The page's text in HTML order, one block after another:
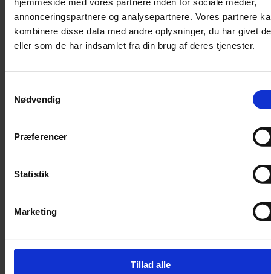
annonceringspartnere og analysepartnere. Vores partnere
kombinere disse data med andre oplysninger, du har givet
eller som de har indsamlet fra din brug af deres tjenester.
Nødvendig
Præferencer
Statistik
Marketing
Tillad alle
Kattetoilet
Selvrensende toilet
Sandmåtter